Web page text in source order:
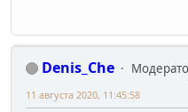
Denis_Che
11 августа 2020, 11:45:58